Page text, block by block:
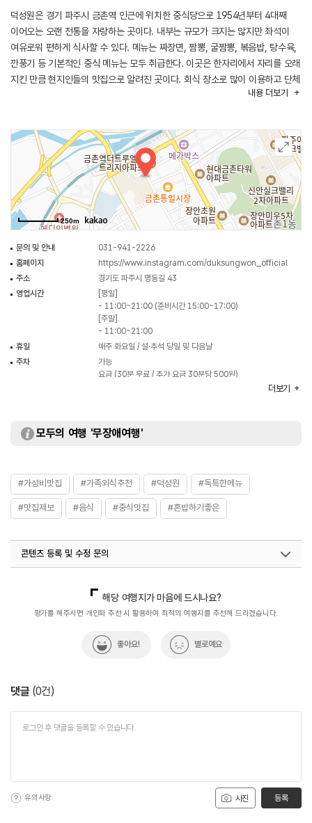
덕성원은 경기 파주시 금촌역 인근에 위치한 중식당으로 1954년부터 4대째
이어오는 오랜 전통을 자랑하는 곳이다. 내부는 규모가 크지는 않지만 좌석이
여유로워 편하게 식사할 수 있다. 메뉴는 짜장면, 짬뽕, 굴짬뽕, 볶음밥, 탕수육,
깐풍기 등 기본적인 중식 메뉴는 모두 취급한다. 이곳은 한자리에서 자리를 오래
지킨 만큼 현지인들의 맛집으로 알려진 곳이다. 회식 장소로 많이 이용하고 단체
예약이 가능하다. 인근에 금촌전통시장과 밀레니엄아웃렛 등이 위치하여 함께
내용 더보기
250m
문의 및 안내
031-941-2226
홈페이지
https://www.instagram.com/duksungwon_official
주소
경기도 파주시 명동길 43
영업시간
[평일]
- 11:00~21:00 (준비시간 15:00~17:00)
[주말]
- 11:00~21:00
휴일
매주 화요일 / 설·추석 당일 및 다음날
주차
가능
요금 (30분 무료 / 추가 요금 30분당 500원)
더보기
모두의 여행 '무장애여행'
#가성비맛집 #가족외식추천 #덕성원 #독특한메뉴
#맛집제보 #음식 #중식맛집 #혼밥하기좋은
콘텐츠 등록 및 수정 문의
해당 여행지가 마음에 드시나요?
평가를 해주시면 개인화 추천 시 활용하여 최적의 여행지를 추천해 드리겠습니다.
좋아요! 별로예요
댓글 (0건)
사진
유의사항 등록